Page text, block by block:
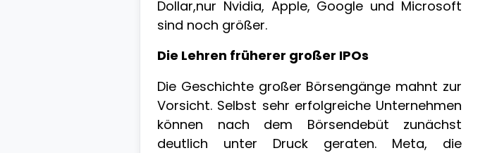
Dollar,nur Nvidia, Apple, Google und Microsoft
sind noch größer.
Die Lehren früherer großer IPOs
Die Geschichte großer Börsengänge mahnt zur
Vorsicht. Selbst sehr erfolgreiche Unternehmen
können nach dem Börsendebüt zunächst
deutlich unter Druck geraten. Meta, die